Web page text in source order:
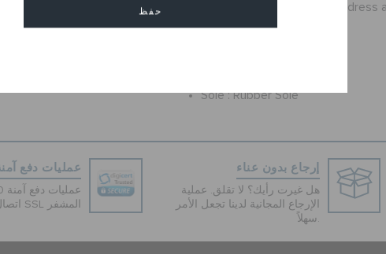
حفظ
as you wear this pair with a maxi dress
neckpiece.
Sole :Rubber Sole
إرجاع بدون عناء
هل غيرت رأيك؟ لا تقلق. عملية
الإرجاع المجانية لدينا تجعل الأمر
سهلاً.
عمليات دفع
اتصال SSL المشفر